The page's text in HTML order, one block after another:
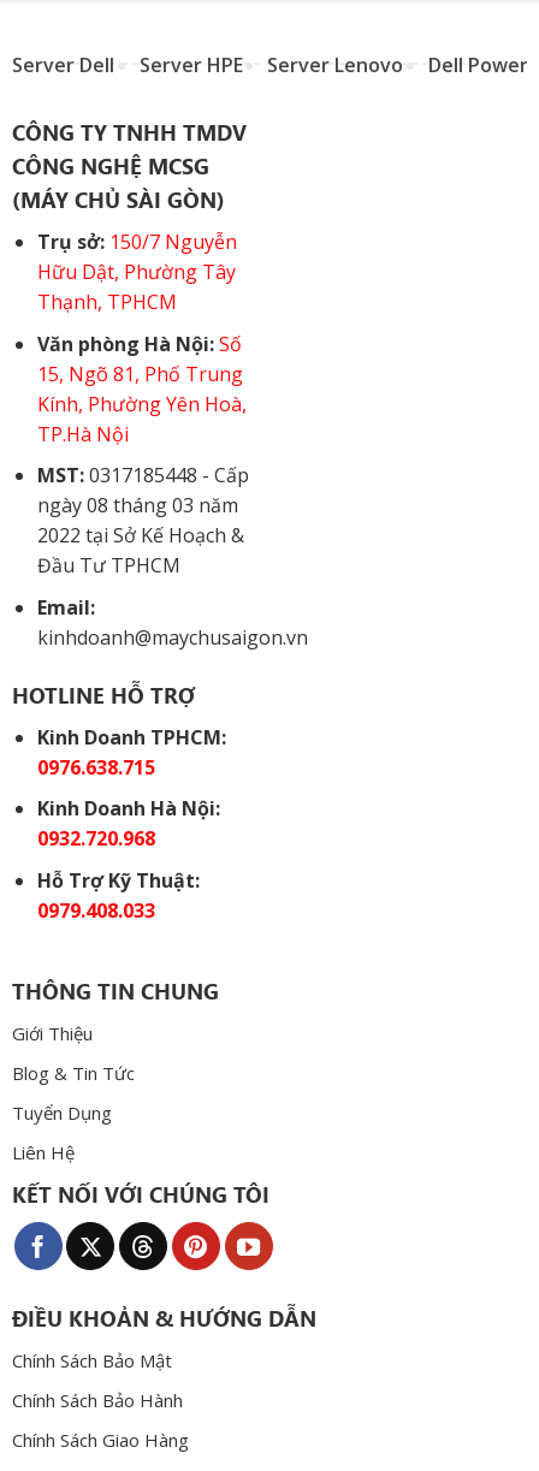
Server Dell Server HPE Server Lenovo Dell
CÔNG TY TNHH TMDV
CÔNG NGHỆ MCSG
(MÁY CHỦ SÀI GÒN)
Trụ sở: 150/7 Nguyễn
Hữu Dật, Phường Tây
Thạnh, TPHCM
Văn phòng Hà Nội: Số
15, Ngõ 81, Phố Trung
Kính, Phường Yên Hoà,
TP.Hà Nội
MST:0317185448 - Cấp
ngày 08 tháng 03 năm
2022 tại Sở Kế Hoạch &
Đầu Tư TPHCM
Email:
kinhdoanh@maychusaigon.vn
HOTLINE HỖ TRỢ
Kinh Doanh TPHCM:
0976.638.715
Kinh Doanh Hà Nội:
0932.720.968
Hỗ Trợ Kỹ Thuật:
0979.408.033
THÔNG TIN CHUNG
Giới Thiệu
Blog & Tin Tức
Tuyển Dụng
Liên Hệ
KẾT NỐI VỚI CHÚNG TÔI
ĐIỀU KHOẢN & HƯỚNG DẪN
Chính Sách Bảo Mật
Chính Sách Bảo Hành
Chính Sách Giao Hàng